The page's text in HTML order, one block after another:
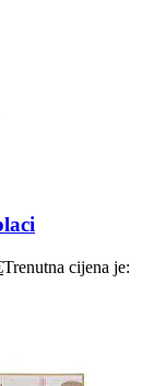
Trenutna cijena je: